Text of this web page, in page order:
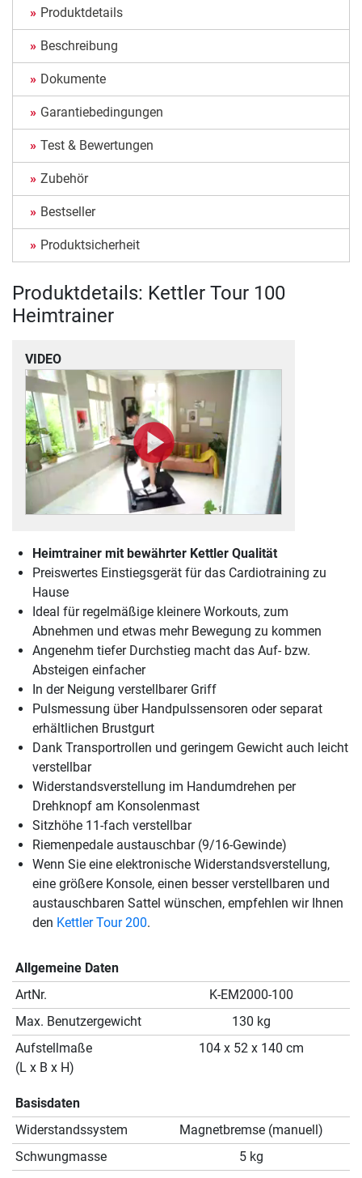
Produktdetails
Beschreibung
Dokumente
Garantiebedingungen
Test & Bewertungen
Zubehör
Bestseller
Produktsicherheit
Produktdetails: Kettler Tour 100
Heimtrainer
VIDEO
Heimtrainer mit bewährter Kettler Qualität
Preiswertes Einstiegsgerät für das Cardiotraining zu
Hause
Ideal für regelmäßige kleinere Workouts, zum
Abnehmen und etwas mehr Bewegung zu kommen
Angenehm tiefer Durchstieg macht das Auf- bzw.
Absteigen einfacher
In der Neigung verstellbarer Griff
Pulsmessung über Handpulssensoren oder separat
erhältlichen Brustgurt
Dank Transportrollen und geringem Gewicht auch leicht
verstellbar
Widerstandsverstellung im Handumdrehen per
Drehknopf am Konsolenmast
Sitzhöhe 11-fach verstellbar
Riemenpedale austauschbar (9/16-Gewinde)
Wenn Sie eine elektronische Widerstandsverstellung,
eine größere Konsole, einen besser verstellbaren und
austauschbaren Sattel wünschen, empfehlen wir Ihnen
den Kettler Tour 200.
Allgemeine Daten
ArtNr.
K-EM2000-100
Max. Benutzergewicht
130 kg
Aufstellmaße
(L x B x H)
104 x 52 x 140 cm
Basisdaten
Widerstandssystem
Magnetbremse (manuell)
Schwungmasse
5 kg